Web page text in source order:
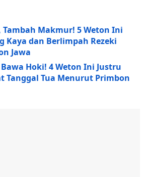
Tambah Makmur! 5 Weton Ini
Kaya dan Berlimpah Rezeki
Jawa
Hoki! 4 Weton Ini Justru
Tanggal Tua Menurut Primbon